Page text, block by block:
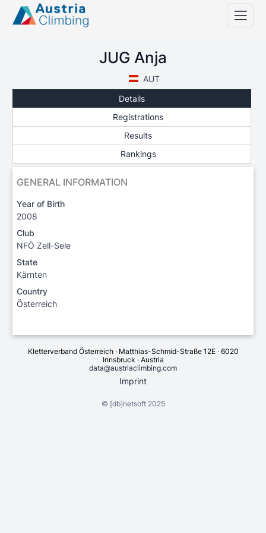
JUG Anja
AUT
Details
Registrations
Results
Rankings
GENERAL INFORMATION
Year of Birth
2008
Club
NFÖ Zell-Sele
State
Kärnten
Country
Österreich
Kletterverband Österreich · Matthias-Schmid-Straße 12E · 6020
Innsbruck · Austria
data@austriaclimbing.com
Imprint
© [db]netsoft2025